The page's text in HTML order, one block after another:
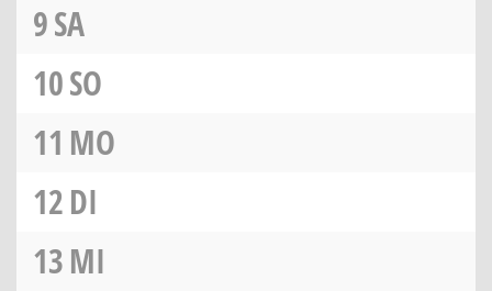
9SA
10SO
11 MO
12DI
13MI